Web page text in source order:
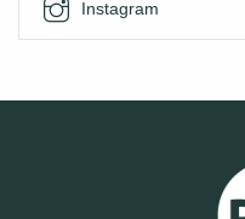
Instagram